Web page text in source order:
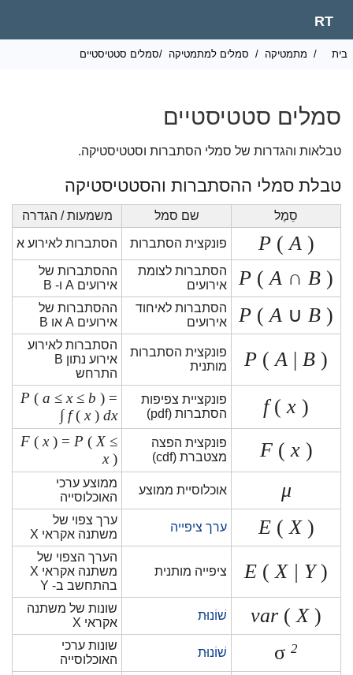
RT
מתמטיקה / סמלים למתמטיקה /סמלים סטטיסטיים
סמלים סטטיסטיים
טבלאות והגדרות של סמלי הסתברות וסטטיסטיקה.
טבלת סמלי ההסתברות והסטטיסטיקה
סֵמֶל שם סמל משמעות / הגדרה
P(A) פונקצית הסתברות הסתברות לאירוע א
P(A∩B)
הסתברות לצומת
אירועים
ההסתברות של
אירועים A ו- B
P(A∪B)
הסתברות לאיחוד
אירועים
ההסתברות של
אירועים A או B
P(A |B)
פונקצית הסתברות
מותנית
הסתברות לאירוע
אירוע נתון B
התרחש
f(x)
פונקציית צפיפות
הסתברות (pdf)
P ( a≤x≤ b ) =
∫ f (x )dx
F(x)
פונקצית הפצה
מצטברת (cdf)
F (x ) = P (X≤
x
μ אוכלוסיית ממוצע
ממוצע ערכי
האוכלוסייה
E(X) ערך ציפייה
ערך צפוי של
משתנה אקראי X
E(X | Y) ציפייה מותנית
הערך הצפוי של
משתנה אקראי X
בהתחשב ב- Y
var(X) שׁוֹנוּת
שונות של משתנה
אקראי X
σ שׁוֹנוּת
שונות ערכי
האוכלוסייה